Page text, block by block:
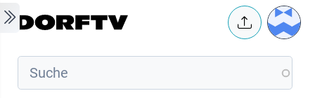
Skip to main content User